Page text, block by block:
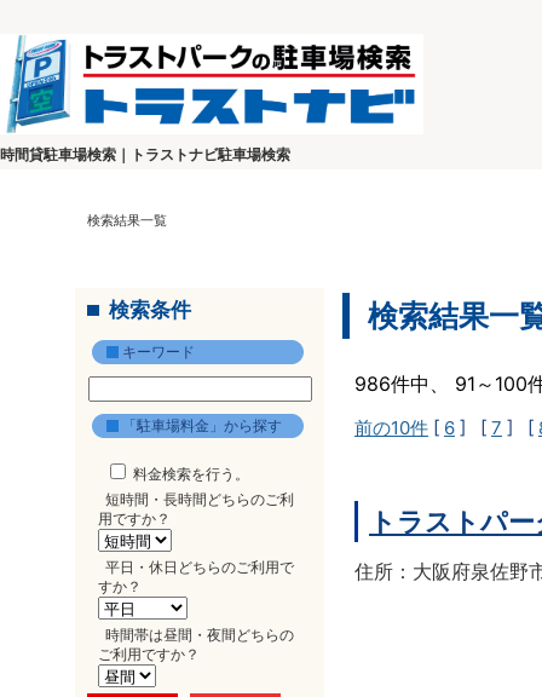
時間貸駐車場検索｜トラストナビ駐車場検索
検索結果一覧
検索条件
キーワード
「駐車場料金」から探す
料金検索を行う。
短時間・長時間どちらのご利
用ですか？
平日・休日どちらのご利用で
すか？
時間帯は昼間・夜間どちらの
ご利用ですか？
検索結果一
986件中、 91～100
前の10件 [ 6 ] [ 7 ] [
トラストパ
住所：大阪府泉佐野